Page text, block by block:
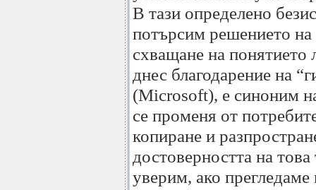
В тази определено
потърсим решението на
схващане на понятието
днес благодарение на
(Microsoft), е синоним
се променя от
копиране и
достоверността на
уверим, ако прегледаме